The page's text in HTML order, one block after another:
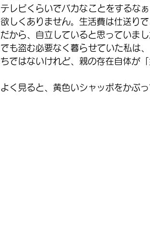
テレビくらいでバカなことをするな
欲しくありません。生活費は仕送り
だから、自立していると思っていまし
でも盗む必要なく暮らせていた私は
ちではないけれど、親の存在自体が
よく見ると、黄色いシャッポをかぶ